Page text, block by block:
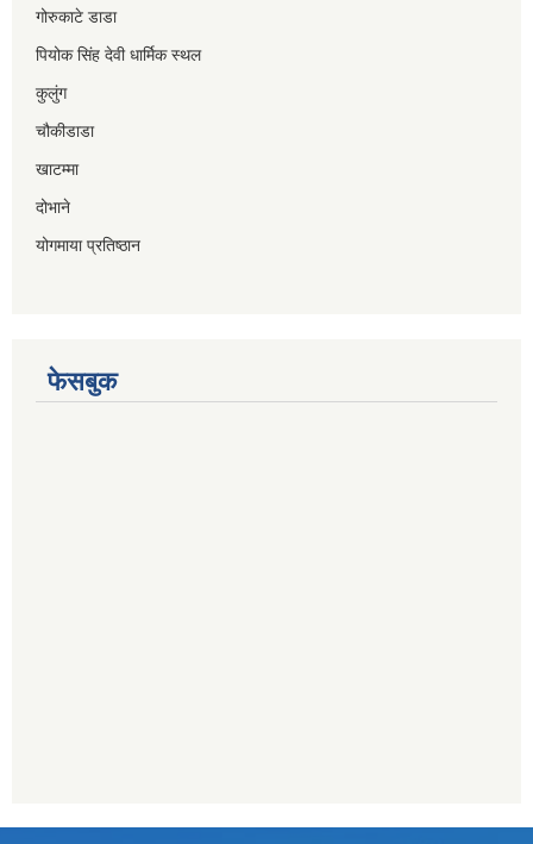
गोरुकाटे डाडा
पियोक सिंह देवी धार्मिक स्थल
कुलुंग
चौकीडाडा
खाटम्मा
दोभाने
योगमाया प्रतिष्ठान
फेसबुक